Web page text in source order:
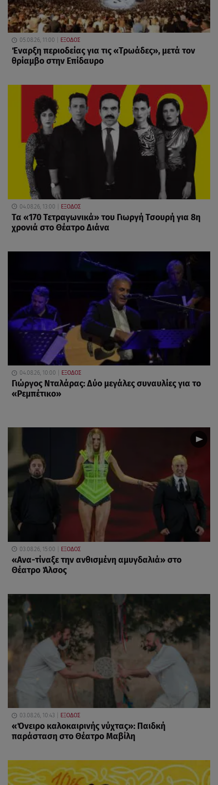
05.08.26, 11:00 ΕΞΟΔΟΣ
Έναρξη περιοδείας για τις «Τρωάδες», μετά τον
θρίαμβο στην Επίδαυρο
04.08.26, 13:00 ΕΞΟΔΟΣ
Τα «170 Τετραγωνικά» του Γιωργή Τσουρή για 8η
χρονιά στο Θέατρο Διάνα
04.08.26, 10:00 ΕΞΟΔΟΣ
Γιώργος Νταλάρας: Δύο μεγάλες συναυλίες για το
«Ρεμπέτικο»
03.08.26, 15:00 ΕΞΟΔΟΣ
«Ανα-τίναξε την ανθισμένη αμυγδαλιά» στο
Θέατρο Άλσος
03.08.26, 10:43 ΕΞΟΔΟΣ
«Όνειρο καλοκαιρινής νύχτας»: Παιδκή
παράσταση στο Θέατρο Μαβίλη